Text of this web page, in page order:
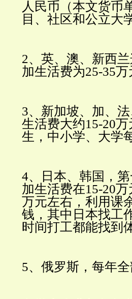
人民币（本文货币
目、社区和公立大
2、英、澳、新西
加生活费为25-35万
3、新加坡、加、
生活费大约15-20万
生，中小学、大学
4、日本、韩国，
加生活费在15-20
万元左右，利用课
钱，其中日本找工
时间打工都能找到
5、俄罗斯，每年全